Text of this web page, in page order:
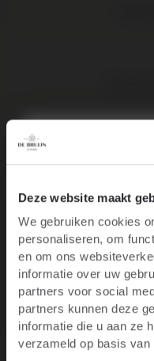
Deze website maakt
We gebruiken cookies
personaliseren, om
en om ons
informatie over uw
partners voor social
partners kunnen deze
informatie die u aan ze
verzameld op basis
Ben je
Op werkdagen voor 16:00
Elke wijn
Gratis
10%
Blijf op de
promoties,
E-mail